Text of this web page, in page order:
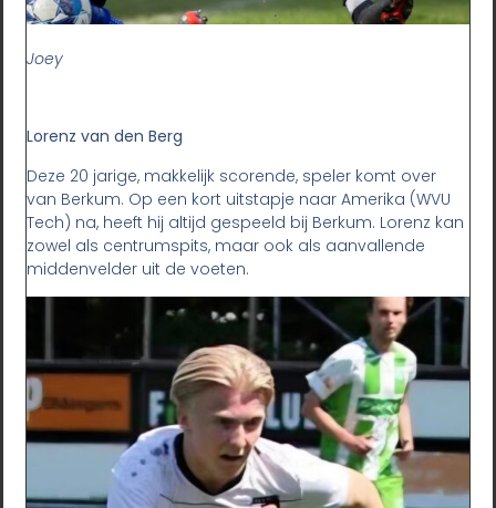
Joey
Lorenz van den Berg
Deze 20 jarige, makkelijk scorende, speler komt over
van Berkum. Op een kort uitstapje naar Amerika (WVU
Tech) na, heeft hij altijd gespeeld bij Berkum. Lorenz kan
zowel als centrumspits, maar ook als aanvallende
middenvelder uit de voeten.